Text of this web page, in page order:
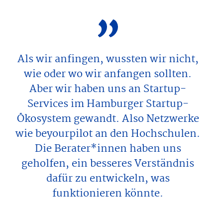
Als wir anfingen, wussten wir nicht,
wie oder wo wir anfangen sollten.
Aber wir haben uns an Startup-
Services im Hamburger Startup-
Ökosystem gewandt. Also Netzwerke
wie beyourpilot an den Hochschulen.
Die Berater*innen haben uns
geholfen, ein besseres Verständnis
dafür zu entwickeln, was
funktionieren könnte.